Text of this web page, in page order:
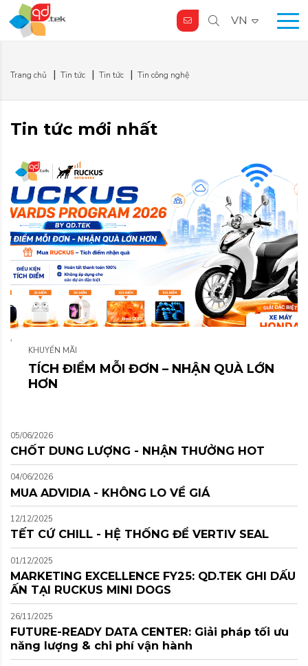
VN
Trang chủ Tin tức Tin tức Tin công nghệ
Tin tức mới nhất
KHUYẾN MÃI
TÍCH ĐIỂM MỖI ĐƠN – NHẬN QUÀ LỚN
HƠN
05/06/2026
CHỐT DUNG LƯỢNG - NHẬN THƯỞNG HOT
04/06/2026
MUA ADVIDIA - KHÔNG LO VỀ GIÁ
12/12/2025
TẾT CỨ CHILL - HỆ THỐNG ĐỂ VERTIV SEAL
01/12/2025
MARKETING EXCELLENCE FY25: QD.TEK GHI DẤU
ẤN TẠI RUCKUS MINI DOGS
26/11/2025
FUTURE-READY DATA CENTER: Giải pháp tối ưu
năng lượng & chi phí vận hành